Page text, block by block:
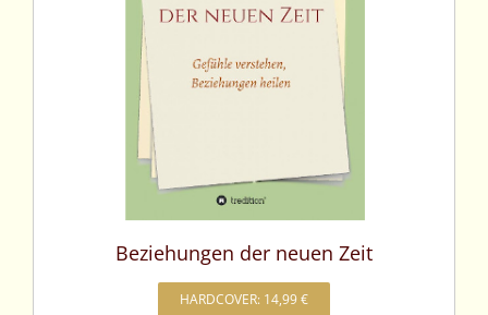
Beziehungen der neuen Zeit
HARDCOVER: 14,99 €